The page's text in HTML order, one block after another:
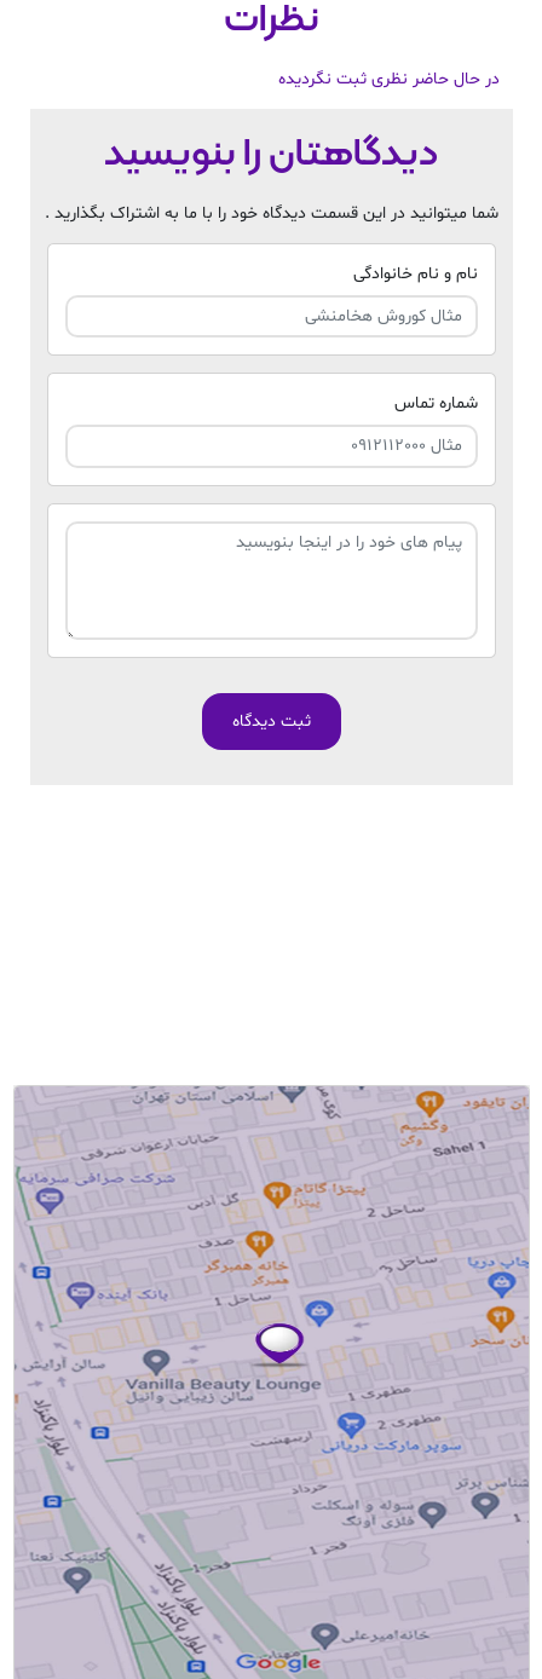
نظرات
در حال حاضر نظری ثبت نگردیده
دیدگاهتان را بنویسید
شما میتوانید در این قسمت دیدگاه خود را با ما به اشتراک بگذارید .
نام و نام خانوادگی
شماره تماس
ثبت دیدگاه